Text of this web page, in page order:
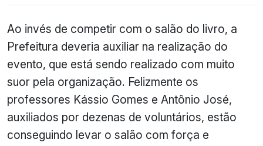
Ao invés de competir com o salão do livro, a
Prefeitura deveria auxiliar na realização do
evento, que está sendo realizado com muito
suor pela organização. Felizmente os
professores Kássio Gomes e Antônio José,
auxiliados por dezenas de voluntários, estão
conseguindo levar o salão com força e